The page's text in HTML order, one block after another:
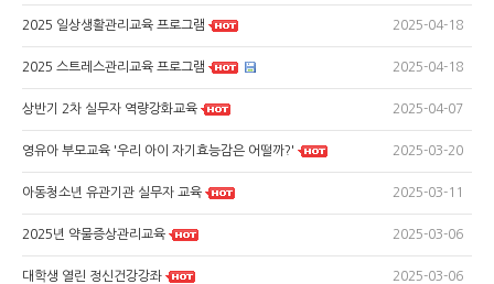
2025 일상생활관리교육 프로그램 2025-04-18
2025 스트레스관리교육 프로그램 2025-04-18
상반기 2차 실무자 역량강화교육 2025-04-07
영유아 부모교육 '우리 아이 자기효능감은 어떨까?' 2025-03-20
아동청소년 유관기관 실무자 교육 2025-03-11
2025년 약물증상관리교육 2025-03-06
대학생 열린 정신건강강좌 2025-03-06